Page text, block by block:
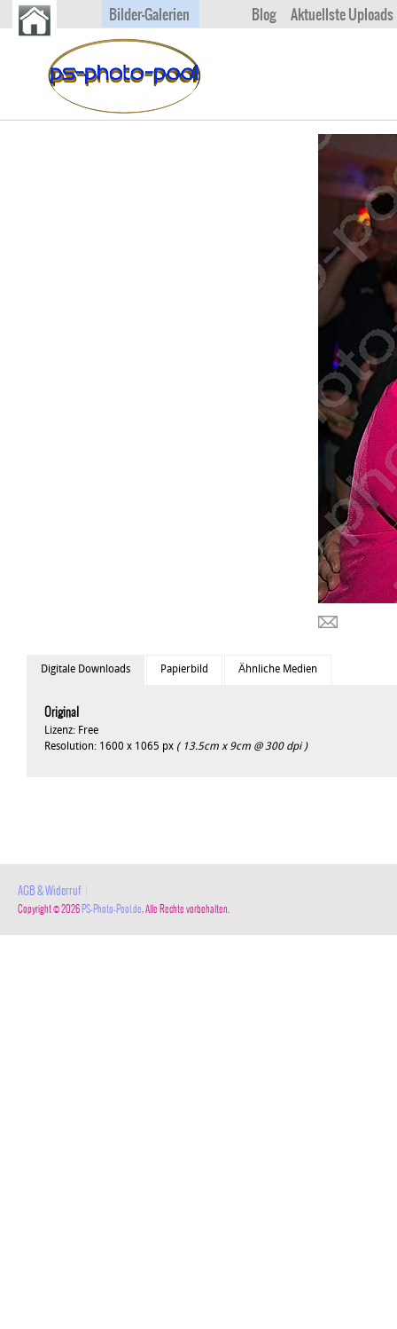
Bilder-Galerien Blog Aktuellste Uploads
Digitale Downloads Papierbild Ähnliche Medien
Original
Lizenz: Free
Resolution: 1600 x 1065 px ( 13.5cm x 9cm @ 300 dpi )
AGB & Widerruf
Copyright © 2026 PS-Photo-Pool.de, Alle Rechte vorbehalten.